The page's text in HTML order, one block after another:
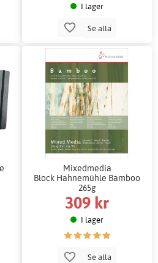
I lager
Se alla
Mixedmedia
Block Hahnemühle Bamboo
265g
309 kr
I lager
Se alla